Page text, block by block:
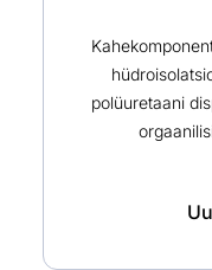
polüuretaani